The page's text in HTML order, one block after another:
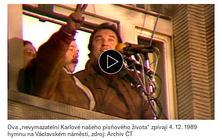
Dva „nevymazatelní Karlové našeho písňového života“ zpívají 4. 12. 1989
hymnu na Václavském náměstí, zdroj: Archiv ČT